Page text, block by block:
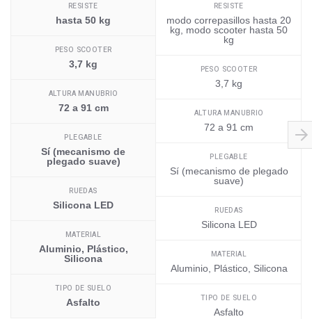
RESISTE
hasta 50 kg
PESO SCOOTER
3,7 kg
ALTURA MANUBRIO
72 a 91 cm
PLEGABLE
Sí (mecanismo de
plegado suave)
RUEDAS
Silicona LED
MATERIAL
Aluminio, Plástico,
Silicona
TIPO DE SUELO
Asfalto
RESISTE
modo correpasillos hasta 20
kg, modo scooter hasta 50
kg
PESO SCOOTER
3,7 kg
ALTURA MANUBRIO
72 a 91 cm
PLEGABLE
Sí (mecanismo de plegado
suave)
RUEDAS
Silicona LED
MATERIAL
Aluminio, Plástico, Silicona
TIPO DE SUELO
Asfalto